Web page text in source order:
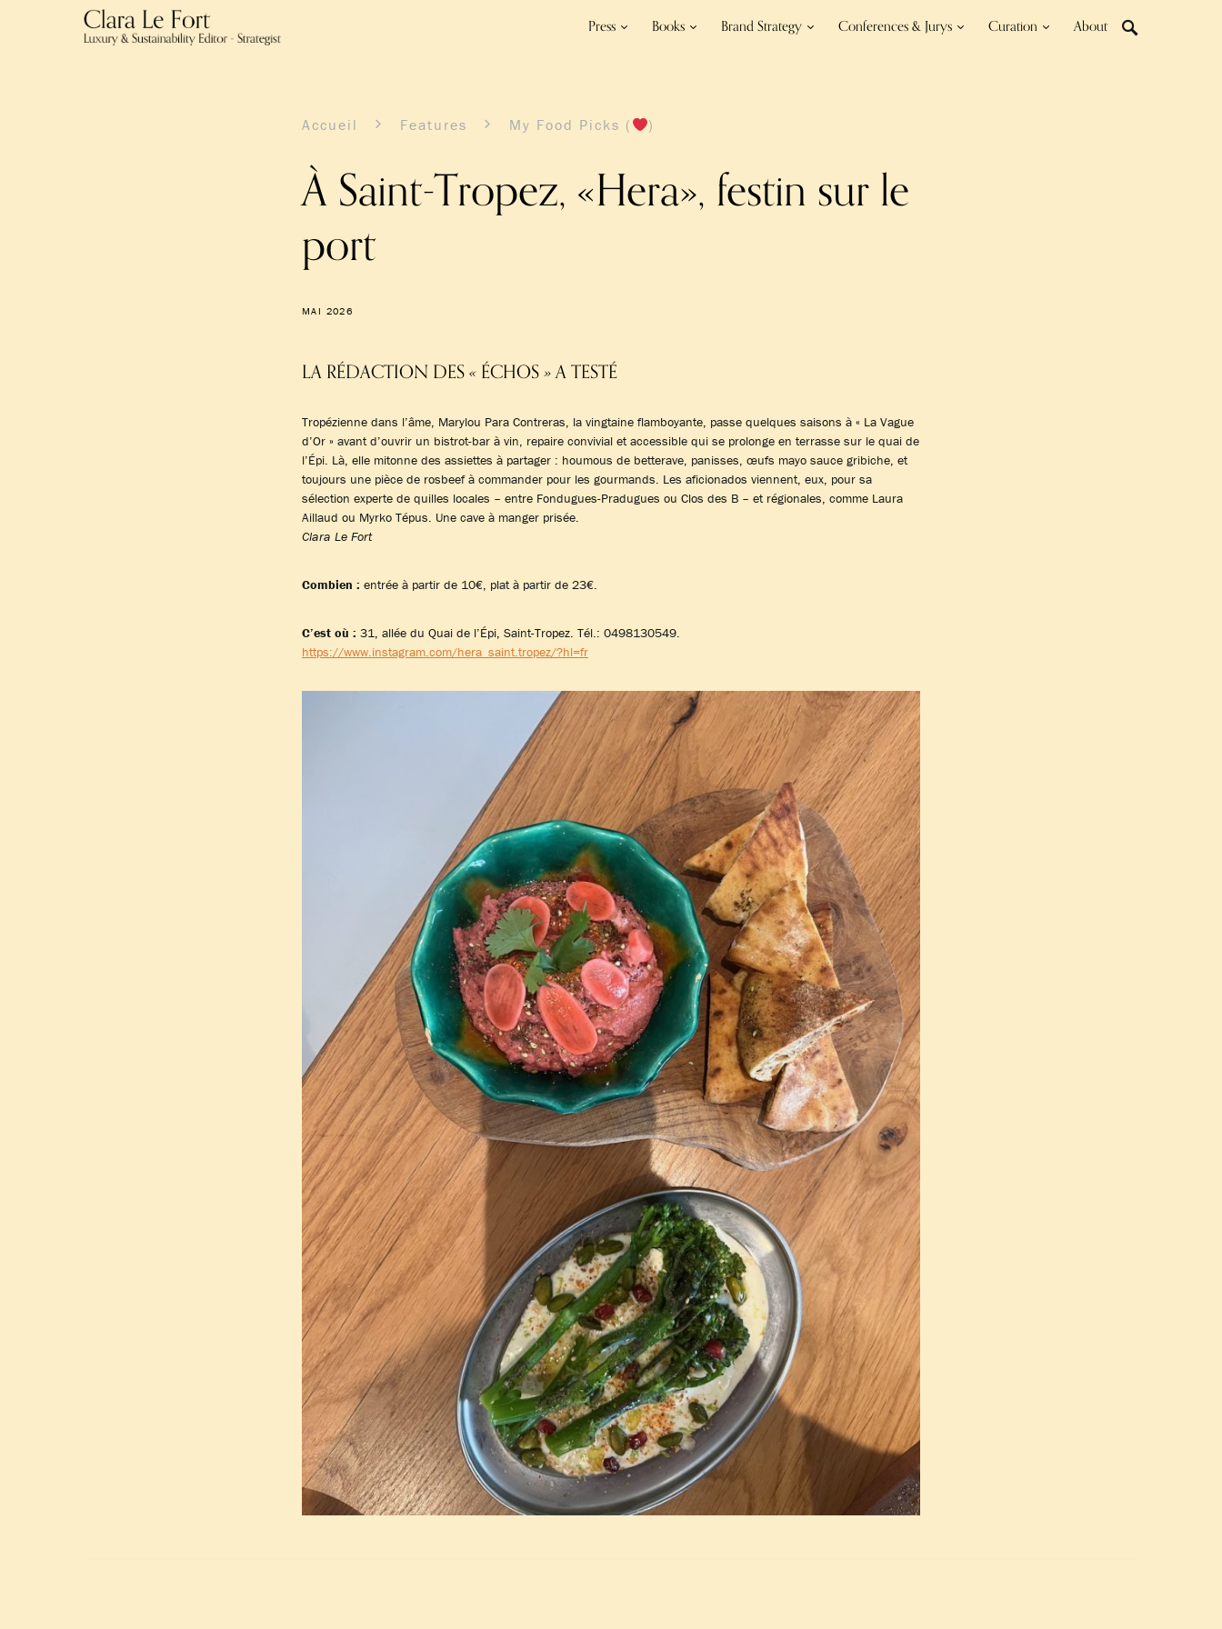
Press Books Brand Strategy Conferences & Jurys Curation About
Accueil Features My Food Picks ( )
À Saint-Tropez, «Hera», festin sur le
port
MAI 2026
LA RÉDACTION DES « ÉCHOS »A TESTÉ
Tropézienne dans l’âme, Marylou Para Contreras, la vingtaine flamboyante, passe quelques saisons à « La Vague
d’Or » avant d’ouvrir un bistrot-bar à vin, repaire convivial et accessible qui se prolonge en terrasse sur le quai de
l’Épi. Là, elle mitonne des assiettes à partager : houmous de betterave, panisses, œufs mayo sauce gribiche, et
toujours une pièce de rosbeef à commander pour les gourmands. Les aficionados viennent, eux, pour sa
sélection experte de quilles locales – entre Fondugues-Pradugues ou Clos des B – et régionales, comme Laura
Aillaud ou Myrko Tépus. Une cave à manger prisée.
Clara Le Fort
Combien : entrée à partir de 10€, plat à partir de 23€.
C’est où : 31, allée du Quai de l’Épi, Saint-Tropez. Tél.: 0498130549.
https://www.instagram.com/hera_saint.tropez/?hl=fr